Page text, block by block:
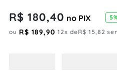
R$ 180,40 no PIX 5
ou R$ 189,90 12x deR$ 15,82